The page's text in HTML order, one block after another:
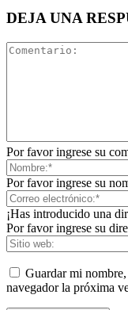
DEJA UNA
Por favor ingrese su
Por favor ingrese su
¡Has introducido una
Por favor ingrese su
Guardar mi
navegador la próxima